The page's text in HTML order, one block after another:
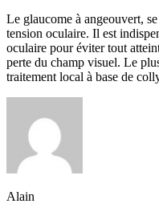
Le glaucome à angeouvert,
tension oculaire. Il est
oculaire pour éviter tout
perte du champ visuel. Le
traitement local à base de
Alain